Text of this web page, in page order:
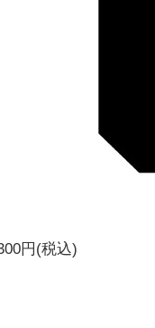
円(税込)